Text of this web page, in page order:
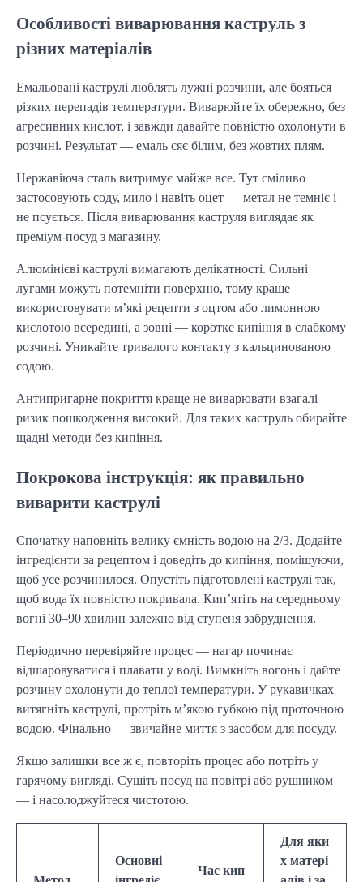
Особливості виварювання каструль з
різних матеріалів
Емальовані каструлі люблять лужні розчини, але бояться
різких перепадів температури. Виварюйте їх обережно, без
агресивних кислот, і завжди давайте повністю охолонути в
розчині. Результат — емаль сяє білим, без жовтих плям.
Нержавіюча сталь витримує майже все. Тут сміливо
застосовують соду, мило і навіть оцет — метал не темніє і
не псується. Після виварювання каструля виглядає як
преміум-посуд з магазину.
Алюмінієві каструлі вимагають делікатності. Сильні
лугами можуть потемніти поверхню, тому краще
використовувати м’які рецепти з оцтом або лимонною
кислотою всередині, а зовні — коротке кипіння в слабкому
розчині. Уникайте тривалого контакту з кальцинованою
содою.
Антипригарне покриття краще не виварювати взагалі —
ризик пошкодження високий. Для таких каструль обирайте
щадні методи без кипіння.
Покрокова інструкція: як правильно
виварити каструлі
Спочатку наповніть велику ємність водою на 2/3. Додайте
інгредієнти за рецептом і доведіть до кипіння, помішуючи,
щоб усе розчинилося. Опустіть підготовлені каструлі так,
щоб вода їх повністю покривала. Кип’ятіть на середньому
вогні 30–90 хвилин залежно від ступеня забруднення.
Періодично перевіряйте процес — нагар починає
відшаровуватися і плавати у воді. Вимкніть вогонь і дайте
розчину охолонути до теплої температури. У рукавичках
витягніть каструлі, протріть м’якою губкою під проточною
водою. Фінально — звичайне миття з засобом для посуду.
Якщо залишки все ж є, повторіть процес або потріть у
гарячому вигляді. Сушіть посуд на повітрі або рушником
— і насолоджуйтеся чистотою.
Основні
Час кип
Для яки
х матері